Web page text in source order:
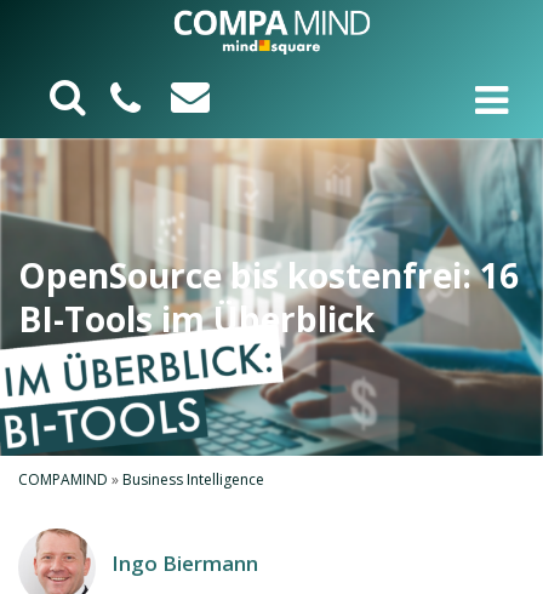
OpenSource bis kostenfrei: 16
BI-Tools im Überblick
COMPAMIND »Business Intelligence
Ingo Biermann